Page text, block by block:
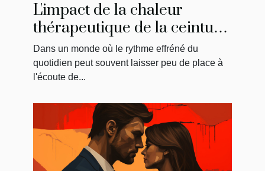
L'impact de la chaleur
thérapeutique de la ceinture
menstruelle sur
l'amélioration du bien-être
général
Dans un monde où le rythme effréné du
quotidien peut souvent laisser peu de place à
l'écoute de...